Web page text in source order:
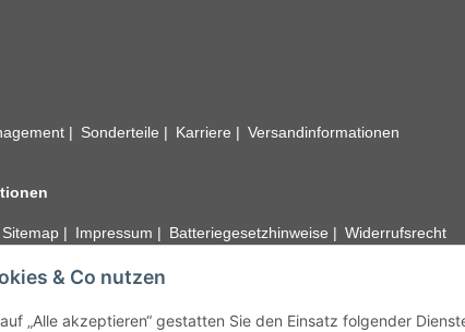
& Co nutzen
„Alle akzeptieren“ gestatten Sie den Einsatz folgender
Sonderteile Karriere Versandinformationen
Sitemap Impressum Batteriegesetzhinweise Widerrufsrecht
unseren Kundenservice. Abbildungen der